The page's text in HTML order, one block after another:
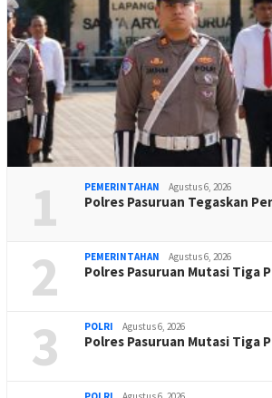
1 PEMERINTAHAN Agustus 6, 2026
Polres Pasuruan Tegaskan
2 PEMERINTAHAN Agustus 6, 2026
Polres Pasuruan Mutasi Tiga
3 POLRI Agustus 6, 2026
Polres Pasuruan Mutasi Tiga